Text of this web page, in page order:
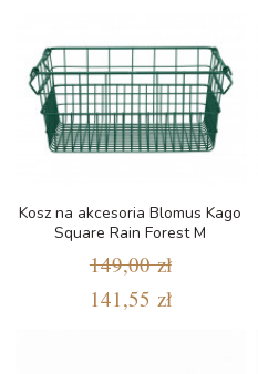
Kosz na akcesoria Blomus Kago
Square Rain Forest M
149,00 zł
141,55 zł